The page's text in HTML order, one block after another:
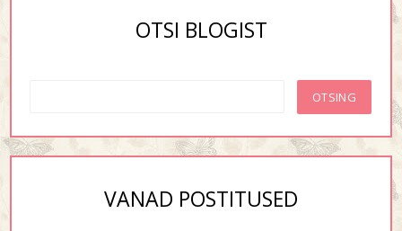
OTSI BLOGIST
VANAD POSTITUSED